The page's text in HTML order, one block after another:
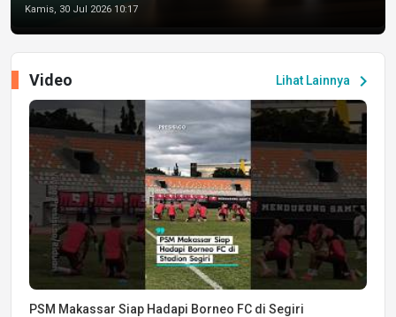
Kamis, 30 Jul 2026 10:17
Lihat Lainnya chevron_right
Video
PSM Makassar Siap Hadapi Borneo FC di Segiri